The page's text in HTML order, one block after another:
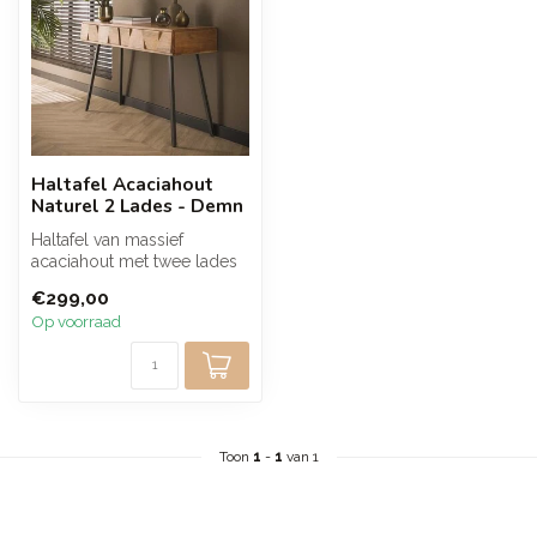
Haltafel Acaciahout
Naturel 2 Lades - Demn
Haltafel van massief
acaciahout met twee lades
afwerking. D...
€299,00
Op voorraad
Toon 1 - 1 van 1